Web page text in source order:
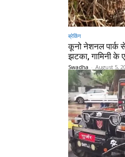
ब्रेकिंग
कूनो नेशनल पार्क
झटका, गामिनी के
Swadha - August 5,